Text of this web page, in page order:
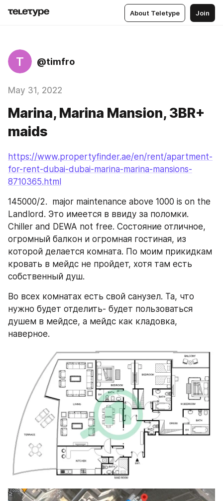
About Teletype Join
T @timfro
May 31, 2022
Marina, Marina Mansion, 3BR+
maids
https://www.propertyfinder.ae/en/rent/apartment-
for-rent-dubai-dubai-marina-marina-mansions-
8710365.html
145000/2.  major maintenance above 1000 is on the
Landlord. Это имеется в ввиду за поломки.
Chiller and DEWA not free. Состояние отличное,
огромный балкон и огромная гостиная, из
которой делается комната. По моим прикидкам
кровать в мейдс не пройдет, хотя там есть
собственный душ.
Во всех комнатах есть свой санузел. Та, что
нужно будет отделить- будет пользоваться
душем в мейдсе, а мейдс как кладовка,
наверное.